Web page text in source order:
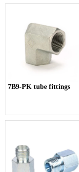
7B9-PK tube fittings